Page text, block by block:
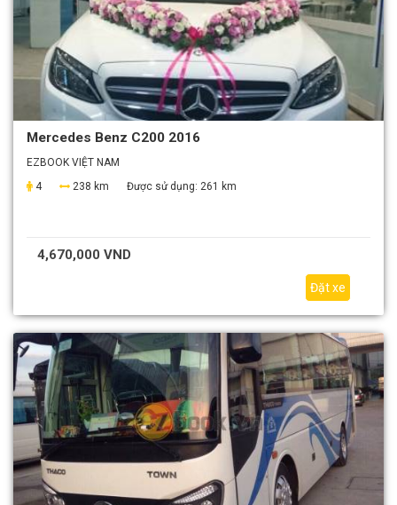
Mercedes Benz C200 2016
EZBOOK VIỆT NAM
4
238 km Được sử dụng: 261 km
4,670,000 VND
Đặt xe